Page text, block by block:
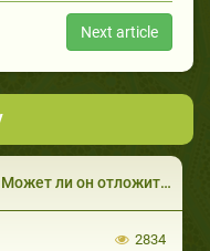
Next article
он отложить разговение?
2834